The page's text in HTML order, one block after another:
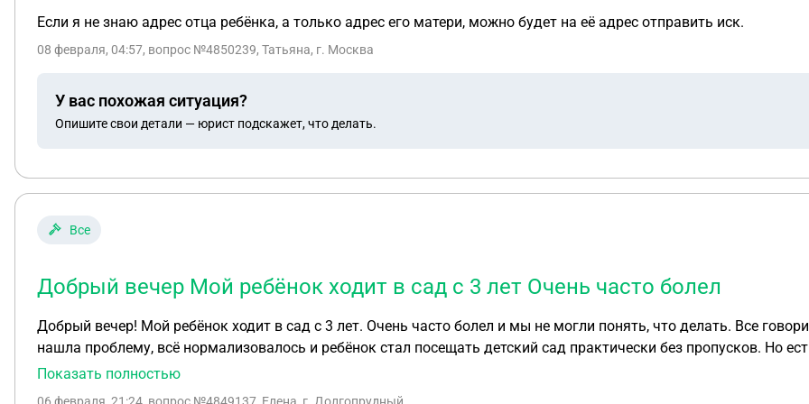
Если я не знаю адрес отца ребёнка, а только адрес его матери, можно будет на её адрес отправить иск.
08 февраля, 04:57, вопрос №4850239, Татьяна, г. Москва
У вас похожая ситуация?
Опишите свои детали — юрист подскажет, что делать.
Все
Добрый вечер Мой ребёнок ходит в сад с 3 лет Очень часто болел
Добрый вечер! Мой ребёнок ходит в сад с 3 лет. Очень часто болел и мы не могли понять, что делать. Все говорили, что это нормально и все так ходят. Когда я
нашла проблему, всё нормализовалось и ребёнок стал посещать детский сад практически без пропусков. Но есть одно большое НО.
том, что у ребёнка генетическая полная непереносимость лактозы, то есть всё что связано с молоком ему
Показать полностью